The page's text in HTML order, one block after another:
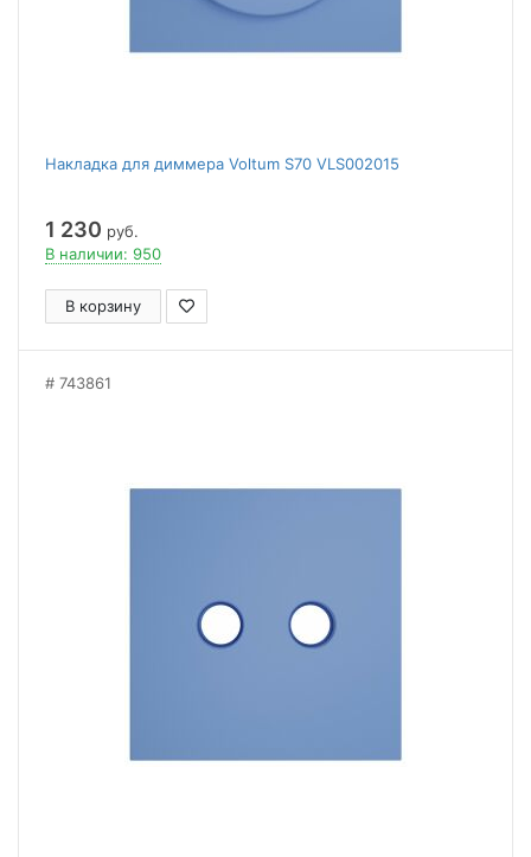
Накладка для диммера Voltum S70 VLS002015
1 230 руб.
В наличии: 950
В корзину
743861